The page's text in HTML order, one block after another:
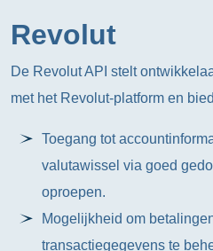
Revolut
De Revolut API stelt
met het Revolut-platform en
Toegang tot
valutawissel via goed
oproepen.
Mogelijkheid om
transactiegegevens te